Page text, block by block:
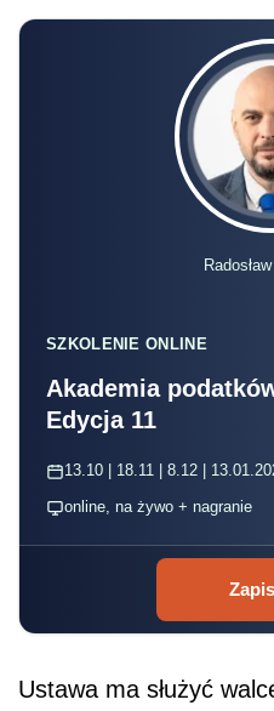
SZKOLENIE ONLINE
Akademia
Edycja 11
13.10 | 18.11 | 8.12 |
online, na żywo + nagranie
Ustawa ma służyć